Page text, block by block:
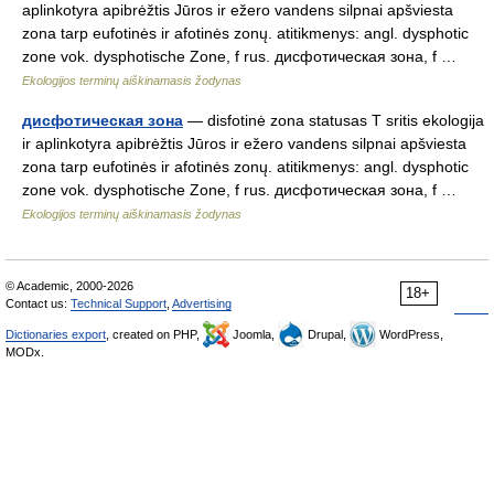
aplinkotyra apibrėžtis Jūros ir ežero vandens silpnai apšviesta
zona tarp eufotinės ir afotinės zonų. atitikmenys: angl. dysphotic
zone vok. dysphotische Zone, f rus. дисфотическая зона, f …
Ekologijos terminų aiškinamasis žodynas
дисфотическая зона — disfotinė zona statusas T sritis ekologija
ir aplinkotyra apibrėžtis Jūros ir ežero vandens silpnai apšviesta
zona tarp eufotinės ir afotinės zonų. atitikmenys: angl. dysphotic
zone vok. dysphotische Zone, f rus. дисфотическая зона, f …
Ekologijos terminų aiškinamasis žodynas
18+
© Academic, 2000-2026
Contact us: Technical Support Advertising
Dictionaries export , created on PHP, Joomla, Drupal,
WordPress,
MODx.